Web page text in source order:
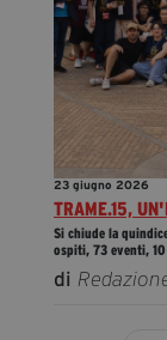
23 giugno 2026
TRAME.15,
Si chiude la
ospiti, 73 eventi,
di